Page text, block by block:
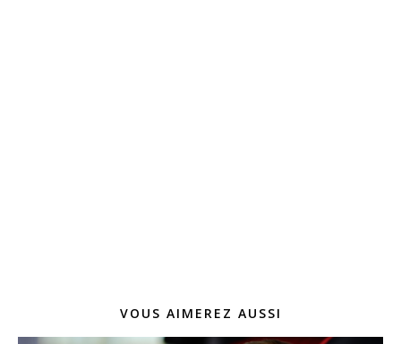
VOUS AIMEREZ AUSSI